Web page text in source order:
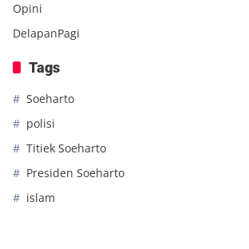
Opini
DelapanPagi
Tags
Soeharto
polisi
Titiek Soeharto
Presiden Soeharto
islam